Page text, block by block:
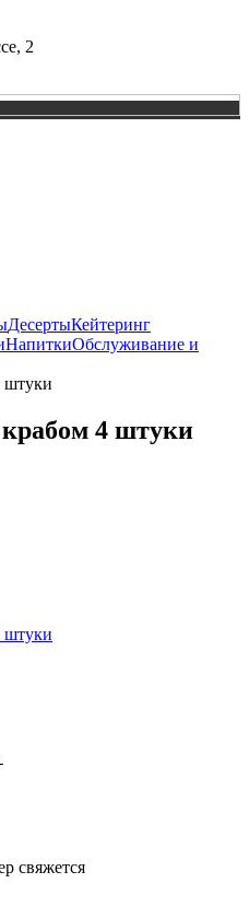
2
ДесертыКейтеринг
НапиткиОбслуживание и
штуки
4 штуки
свяжется